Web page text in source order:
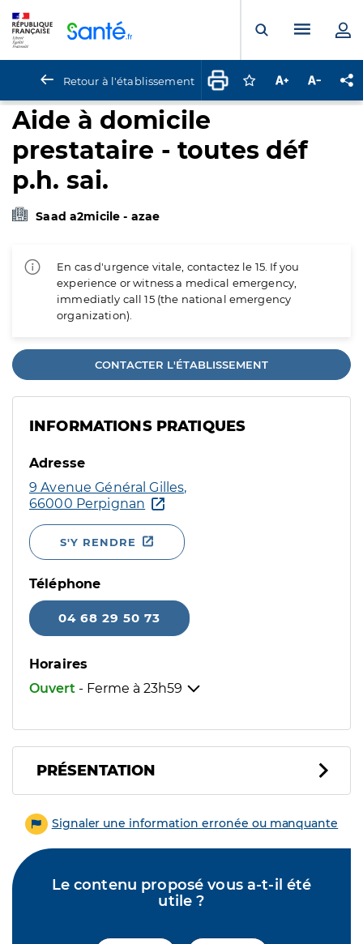
Ouvrir laMenu
Retour à l'établissement Connectez-vous
Augmenter la
Aide à domicile
prestataire - toutes déf
p.h. sai.
Saad a2micile - azae
En cas d'urgence vitale, contactez le 15. If you
experience or witness a medical emergency,
immediatly call 15 (the national emergency
organization).
CONTACTER L'ÉTABLISSEMENT
INFORMATIONS PRATIQUES
Adresse
9 Avenue Général Gilles,
66000 Perpignan
S'Y RENDRE
Téléphone
04 68 29 50 73
Horaires
Ouvert - Ferme à 23h59
PRÉSENTATION
Signaler une information erronée ou manquante
Le contenu proposé vous a-t-il été
utile ?